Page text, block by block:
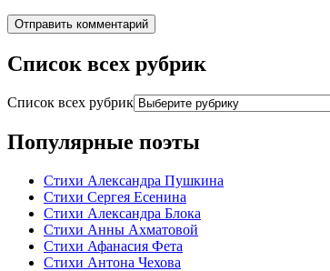
Список всех рубрик
Список всех рубрик
Популярные поэты
Стихи Александра Пушкина
Стихи Сергея Есенина
Стихи Александра Блока
Стихи Анны Ахматовой
Стихи Афанасия Фета
Стихи Антона Чехова